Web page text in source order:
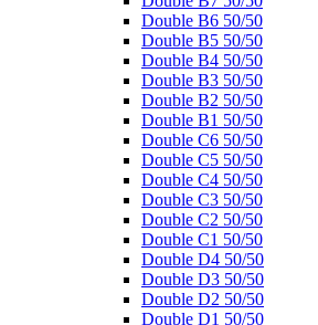
Double B6 50/50
Double B5 50/50
Double B4 50/50
Double B3 50/50
Double B2 50/50
Double B1 50/50
Double C6 50/50
Double C5 50/50
Double C4 50/50
Double C3 50/50
Double C2 50/50
Double C1 50/50
Double D4 50/50
Double D3 50/50
Double D2 50/50
Double D1 50/50